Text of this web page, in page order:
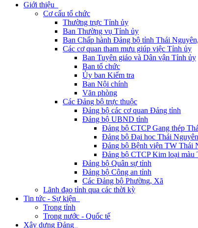
Giới thiệu
Cơ cấu tổ chức
Thường trực Tỉnh ủy
Ban Thường vụ Tỉnh ủy
Ban Chấp hành Đảng bộ tỉnh Thái
Các cơ quan tham mưu giúp việc Tỉnh ủy
Ban Tuyên giáo và Dân vận Tỉnh ủy
Ban tổ chức
Ủy ban Kiểm tra
Ban Nội chính
Văn phòng
Các Đảng bộ trực thuộc
Đảng bộ các cơ quan Đảng tỉnh
Đảng bộ UBND tỉnh
Đảng bộ CTCP Gang thép
Đảng bộ Đại học Thái Nguyên
Đảng bộ Bệnh viện TW Thái
Đảng bộ CTCP Kim loại màu
Đảng bộ Quân sự tỉnh
Đảng bộ Công an tỉnh
Các Đảng bộ Phường, Xã
Lãnh đạo tỉnh qua các thời kỳ
Tin tức - Sự kiện
Trong tỉnh
Trong nước - Quốc tế
Xây dựng Đảng